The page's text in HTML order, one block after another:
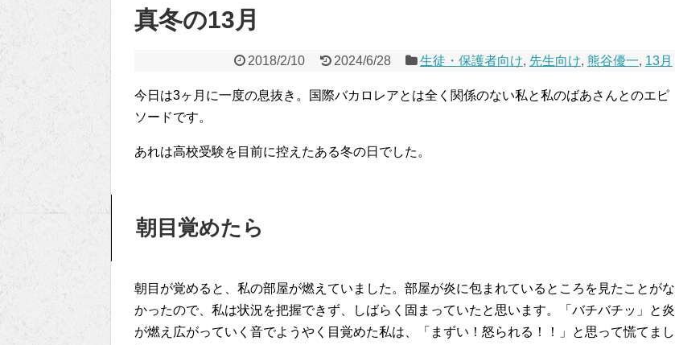
真冬の13月
2018/2/10 2024/6/28 生徒・保護者向け, 先生向け, 熊谷優一, 13月
今日は3ヶ月に一度の息抜き。国際バカロレアとは全く関係のない私と私のばあさんとのエピ
ソードです。
あれは高校受験を目前に控えたある冬の日でした。
朝目覚めたら
朝目が覚めると、私の部屋が燃えていました。部屋が炎に包まれているところを見たことがな
かったので、私は状況を把握できず、しばらく固まっていたと思います。「バチバチッ」と炎
が燃え広がっていく音でようやく目覚めた私は、「まずい！怒られる！！」と思って慌てまし